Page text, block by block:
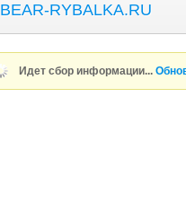
BEAR-RYBALKA.RU
Идет сбор информации...